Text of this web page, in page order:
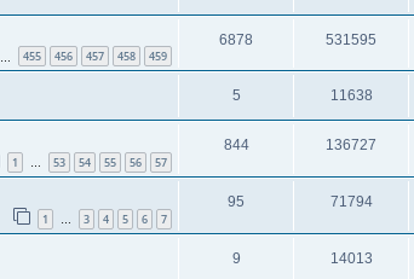
455 456 457 458 459
6878 531595
5 11638
1 … 53 54 55 56 57
844 136727
1 3 4 5 6 7
95 71794
9 14013